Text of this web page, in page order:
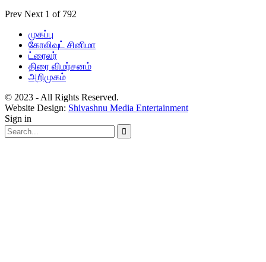
Prev Next 1 of 792
முகப்பு
கோலிவுட் சினிமா
ட்ரைலர்
திரை விமர்சனம்
அறிமுகம்
© 2023 - All Rights Reserved.
Website Design: Shivashnu Media Entertainment
Sign in